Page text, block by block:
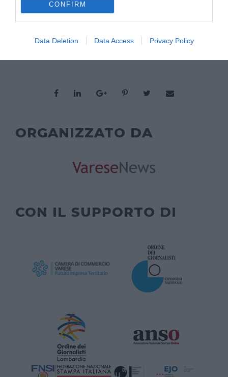
CONFIRM
Data Deletion Data Access Privacy Policy
ORGANIZZATO DA
CON IL SUPPORTO DI